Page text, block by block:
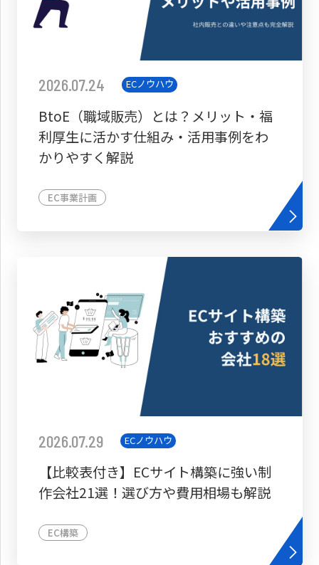
2026.07.24 ECノウハウ
BtoE（職域販売）とは？メリット・福
利厚生に活かす仕組み・活用事例をわ
かりやすく解説
EC事業計画
2026.07.29 ECノウハウ
【比較表付き】ECサイト構築に強い制
作会社21選！選び方や費用相場も解説
EC構築